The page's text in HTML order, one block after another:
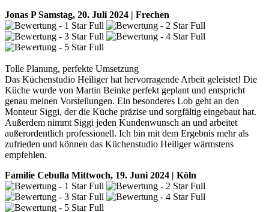
Jonas PSamstag, 20. Juli 2024 | Frechen
Tolle Planung, perfekte Umsetzung
Das Küchenstudio Heiliger hat hervorragende Arbeit geleistet! Die
Küche wurde von Martin Beinke perfekt geplant und entspricht
genau meinen Vorstellungen. Ein besonderes Lob geht an den
Monteur Siggi, der die Küche präzise und sorgfältig eingebaut hat.
Außerdem nimmt Siggi jeden Kundenwunsch an und arbeitet
außerordentlich professionell. Ich bin mit dem Ergebnis mehr als
zufrieden und können das Küchenstudio Heiliger wärmstens
empfehlen.
Familie Cebulla Mittwoch, 19. Juni 2024 | Köln